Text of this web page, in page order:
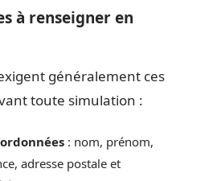
à renseigner en
généralement ces
toute simulation :
: nom, prénom,
adresse postale et